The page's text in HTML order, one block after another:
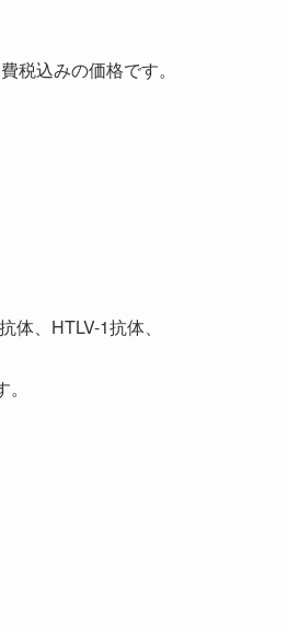
税込みの価格です。
、HTLV-1抗体、